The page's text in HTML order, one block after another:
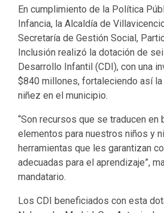
En cumplimiento de la Política
Infancia, la Alcaldía de
Secretaría de Gestión Social,
Inclusión realizó la dotación de
Desarrollo Infantil (CDI), con una
$840 millones, fortaleciendo así
niñez en el municipio.
“Son recursos que se traducen en
elementos para nuestros niños y
herramientas que les garantizan
adecuadas para el aprendizaje”,
mandatario.
Los CDI beneficiados con esta